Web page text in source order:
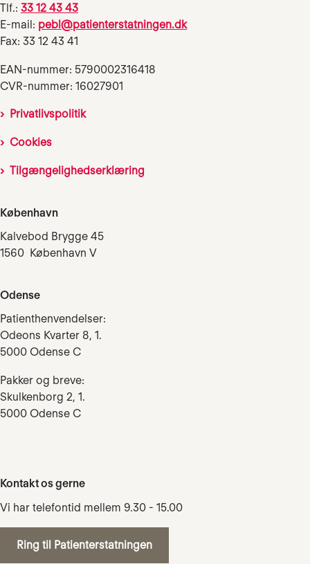
Tlf.: 33 12 43 43
E-mail: pebl@patienterstatningen.dk
Fax: 33 12 43 41
EAN-nummer: 5790002316418
CVR-nummer: 16027901
Privatlivspolitik
Cookies
Tilgængelighedserklæring
København
Kalvebod Brygge 45
1560 København V
Odense
Patienthenvendelser:
Odeons Kvarter 8, 1.
5000 Odense C
Pakker og breve:
Skulkenborg 2, 1.
5000 Odense C
Kontakt os gerne
Vi har telefontid mellem 9.30 - 15.00
Ring til Patienterstatningen